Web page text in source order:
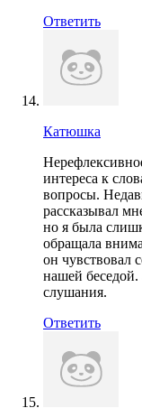
Ответить
Катюшка
интереса к
вопросы.
рассказывал
но я была
обращала
он чувствовал
нашей
слушания.
Ответить